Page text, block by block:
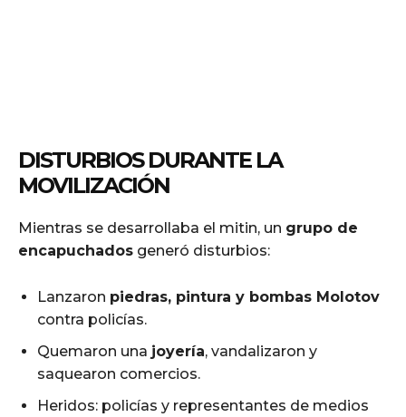
DISTURBIOS DURANTE LA
MOVILIZACIÓN
Mientras se desarrollaba el mitin, un grupo de
encapuchados generó disturbios:
Lanzaron piedras, pintura y bombas Molotov
contra policías.
Quemaron una joyería, vandalizaron y
saquearon comercios.
Heridos: policías y representantes de medios